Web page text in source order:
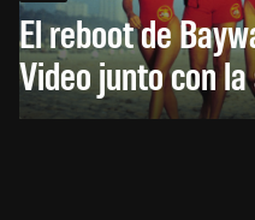
El reboot de
Video junto con